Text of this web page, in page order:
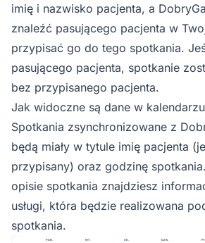
imię i nazwisko pacjenta, a
znaleźć pasującego pacjenta w
przypisać go do tego spotkania.
pasującego pacjenta, spotkanie
bez przypisanego pacjenta.
Jak widoczne są dane w
Spotkania zsynchronizowane z
będą miały w tytule imię pacjenta
przypisany) oraz godzinę
opisie spotkania znajdziesz
usługi, która będzie realizowana
spotkania.